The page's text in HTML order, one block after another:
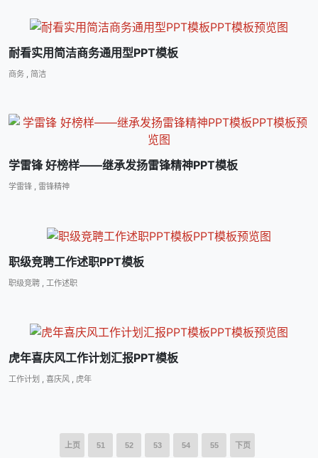
耐看实用简洁商务通用型PPT模板
商务 , 简洁
学雷锋 好榜样――继承发扬雷锋精神PPT模板
学雷锋 , 雷锋精神
职级竞聘工作述职PPT模板
职级竞聘 工作述职
虎年喜庆风工作计划汇报PPT模板
工作计划 , 喜庆风 , 虎年
上页 51 52 53 54 55 下页